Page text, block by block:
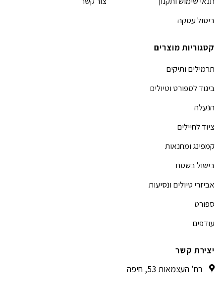
ביטול עסקה
קטגוריות מוצרים
תרמילים ותיקים
ביגוד לספורט וטיולים
הנעלה
ציוד לחיילים
קמפינג ומחנאות
בישול בשטח
אביזרי טיולים ונסיעות
ספורט
עודפים
יצירת קשר
רח' העצמאות 53, חיפה